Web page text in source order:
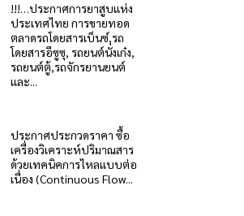
!!!…ประกาศการยาสูบแห่ง
ประเทศไทย การขายทอด
ตลาดรถโดยสารเบ็นซ์,รถ
โดยสารอีซูซุ, รถยนต์นั่งเก๋ง,
รถยนต์ตู้,รถจักรยานยนต์
และ...
ประกาศประกวดราคา ซื้อ
เครื่องวิเคราะห์ปริมาณสาร
ด้วยเทคนิคการไหลแบบต่อ
เนื่อง (Continuous Flow...